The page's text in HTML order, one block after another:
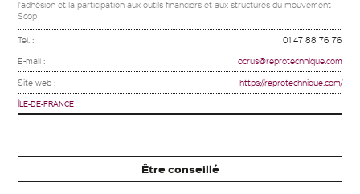
l'adhésion et la participation aux outils financiers et aux structures du mouvement
Scop
Tel. : 01 47 88 76 76
E-mail : ocrus@reprotechnique.com
Site web : https://reprotechnique.com/
ÎLE-DE-FRANCE
Être conseillé